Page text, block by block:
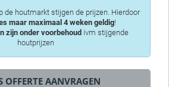
de houtmarkt stijgen de prijzen. Hierdoor
maar maximaal 4 weken geldig!
zijn onder voorbehoud ivm stijgende
houtprijzen